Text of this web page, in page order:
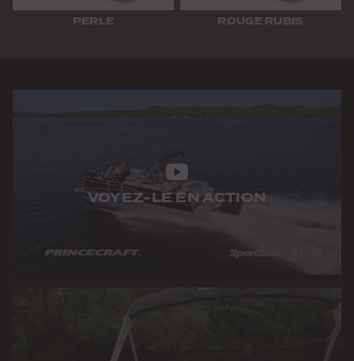
PERLE ROUGE RUBIS
VOYEZ-LE EN ACTION